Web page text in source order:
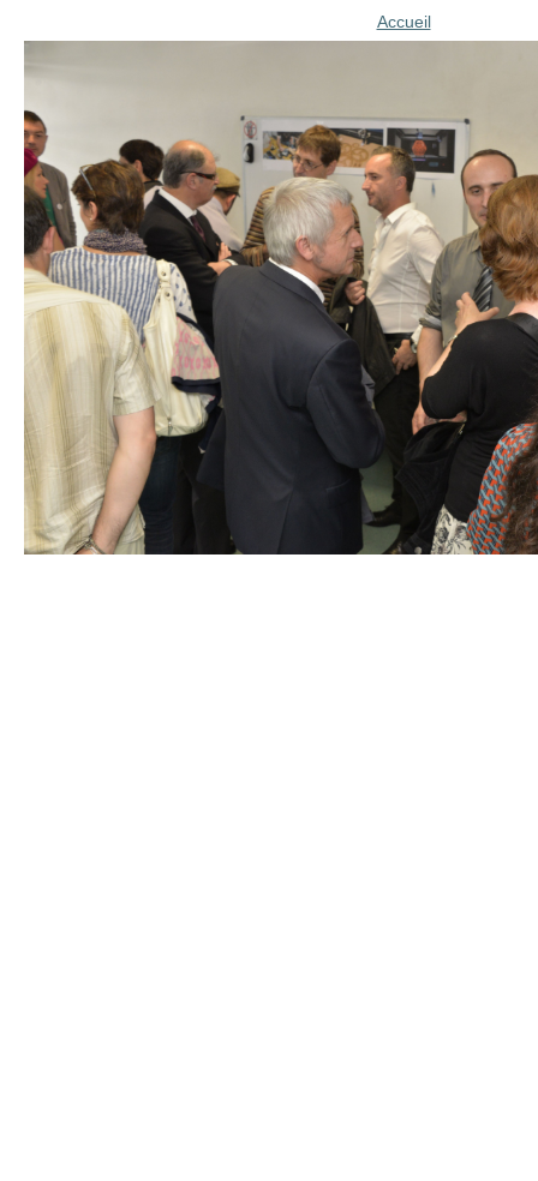
Accueil